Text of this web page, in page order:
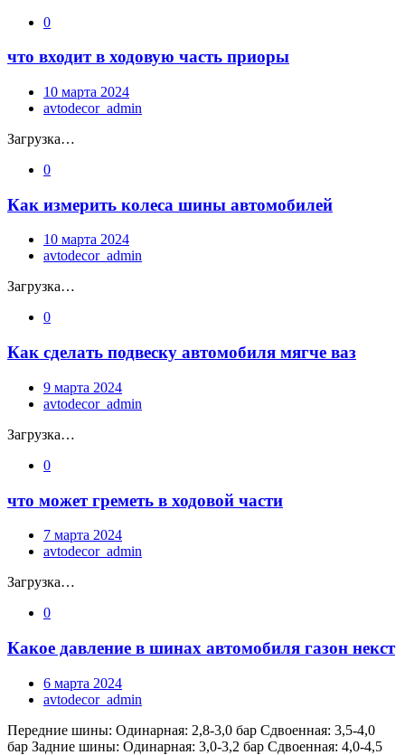
0
что входит в ходовую часть приоры
10 марта 2024
avtodecor_admin
Загрузка…
0
Как измерить колеса шины автомобилей
10 марта 2024
avtodecor_admin
Загрузка…
0
Как сделать подвеску автомобиля мягче ваз
9 марта 2024
avtodecor_admin
Загрузка…
0
что может греметь в ходовой части
7 марта 2024
avtodecor_admin
Загрузка…
0
Какое давление в шинах автомобиля газон некст
6 марта 2024
avtodecor_admin
Передние шины: Одинарная: 2,8-3,0 бар Сдвоенная: 3,5-4,0
бар Задние шины: Одинарная: 3,0-3,2 бар Сдвоенная: 4,0-4,5